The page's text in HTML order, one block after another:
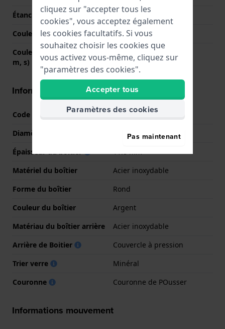
Étanchéité
5 Bar (douche)
Couleur du cadran
Noir
Couleurs des aiguilles (h,
m, s)
Argent, Argent, Argent
Informations boîtier
Code boîtier
F16891
Diamètre
44 mm
Épaisseur du boîtier
11.8 mm
Matériel du boîtier
Acier inoxydable
Forme du boîtier
Rond
Couleur du boîtier
Argent
Matériau du boîtier arrière
Acier inoxydable
Arrière de Boitier
Couvercle à pression
Trier verre
Minéral
Couronne
Couronne de POusser
Informations mouvement
cliquez sur "accepter tous les
cookies", vous acceptez également
les cookies facultatifs. Si vous
souhaitez choisir les cookies que
vous activez vous-même, cliquez sur
"paramètres des cookies".
Accepter tous
Paramètres des cookies
Pas maintenant